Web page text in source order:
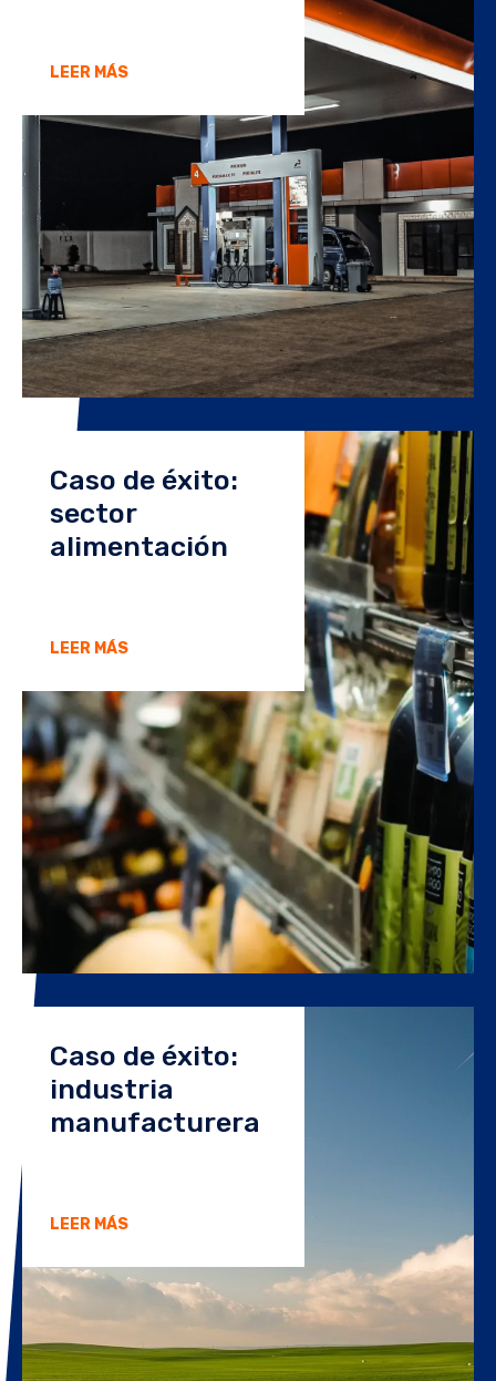
LEER MÁS
Caso de éxito:
sector
alimentación
LEER MÁS
Caso de éxito:
industria
manufacturera
LEER MÁS